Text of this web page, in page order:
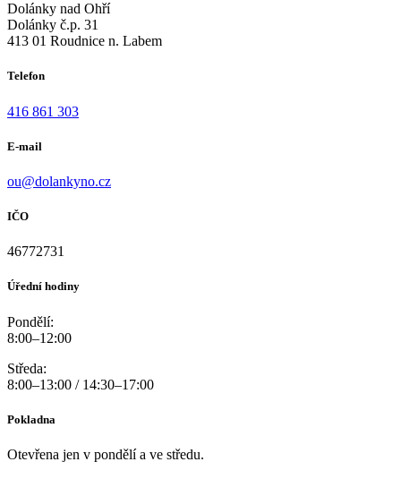
Dolánky nad Ohří
Dolánky č.p. 31
413 01 Roudnice n. Labem
Telefon
416 861 303
E-mail
ou@dolankyno.cz
IČO
46772731
Úřední hodiny
Pondělí:
8:00–12:00
Středa:
8:00–13:00 / 14:30–17:00
Pokladna
Otevřena jen v pondělí a ve středu.